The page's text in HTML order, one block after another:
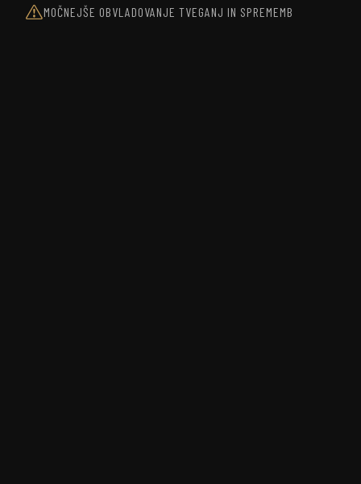
MOČNEJŠE OBVLADOVANJE TVEGANJ IN SPREMEMB